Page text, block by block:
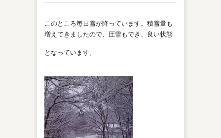
このところ毎日雪が降っています。積雪量も
増えてきましたので、圧雪もでき、良い状態
となっています。